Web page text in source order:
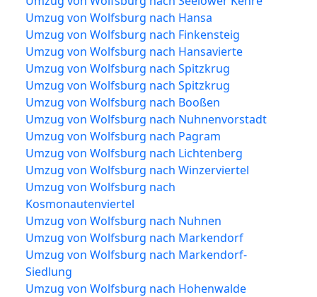
Umzug von Wolfsburg nach Hansa
Umzug von Wolfsburg nach Finkensteig
Umzug von Wolfsburg nach Hansavierte
Umzug von Wolfsburg nach Spitzkrug
Umzug von Wolfsburg nach Spitzkrug
Umzug von Wolfsburg nach Booßen
Umzug von Wolfsburg nach Nuhnenvorstadt
Umzug von Wolfsburg nach Pagram
Umzug von Wolfsburg nach Lichtenberg
Umzug von Wolfsburg nach Winzerviertel
Umzug von Wolfsburg nach
Kosmonautenviertel
Umzug von Wolfsburg nach Nuhnen
Umzug von Wolfsburg nach Markendorf
Umzug von Wolfsburg nach Markendorf-
Siedlung
Umzug von Wolfsburg nach Hohenwalde